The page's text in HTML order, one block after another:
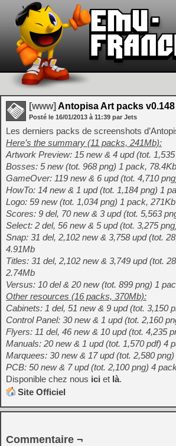
[www] Antopisa Art packs v0.148
Posté le 16/01/2013 à 11:39 par Jets
Les derniers packs de screenshots
Here’s the summary (11 packs, 241Mb):
Artwork Preview: 15 new & 4 upd (tot.
Bosses: 5 new (tot. 968 png) 1 pack, 78.4Kb
GameOver: 119 new & 6 upd (tot. 4,710
HowTo: 14 new & 1 upd (tot. 1,184 png) 1
Logo: 59 new (tot. 1,034 png) 1 pack, 271Kb
Scores: 9 del, 70 new & 3 upd (tot. 5,563
Select: 2 del, 56 new & 5 upd (tot. 3,275
Snap: 31 del, 2,102 new & 3,758 upd (tot.
4.91Mb
Titles: 31 del, 2,102 new & 3,749 upd (tot.
2.74Mb
Versus: 10 del & 20 new (tot. 899 png) 1
Other resources (16 packs, 370Mb):
Cabinets: 1 del, 51 new & 9 upd (tot. 3,150
Control Panel: 30 new & 1 upd (tot. 2,160
Flyers: 11 del, 46 new & 10 upd (tot. 4,235
Manuals: 20 new & 1 upd (tot. 1,570 pdf) 4
Marquees: 30 new & 17 upd (tot. 2,580
PCB: 50 new & 7 upd (tot. 2,100 png) 4
Disponible chez nous ici et là.
Site Officiel
Commentaire ¬